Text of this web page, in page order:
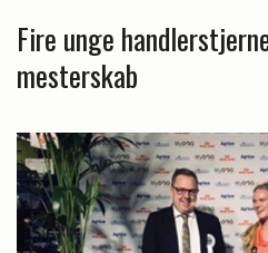
Fire unge
mesterskab